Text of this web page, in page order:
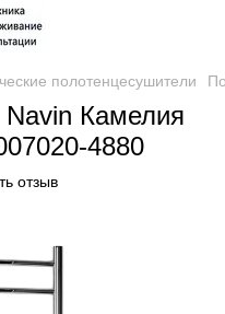
полотенцесушители
Камелия
4880
отзыв